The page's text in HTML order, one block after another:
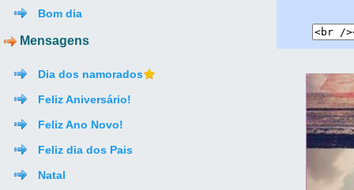
Bom dia
Mensagens
Dia dos namorados
Feliz Aniversário!
Feliz Ano Novo!
Feliz dia dos Pais
Natal